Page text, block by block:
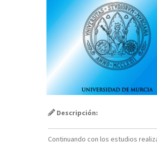
Descripción:
Continuando con los estudios